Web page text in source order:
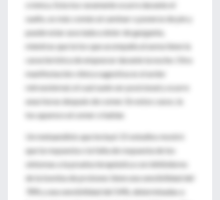
crónica. Esta tos raramente ocurre durante el
sueño, es más común al caminar o ponerse de pie y
puede estar asociada a dolor de garganta,
mientras que la tos que acompaña al asma tiene la
característica de empeorar durante la noche. Otra
manifestación clínica sugestiva es el ardor
retroesternal, el cual suele ser posicional y ocurre
unas horas después de comer. En estos casos, la
tos aparece al comer o hablar.
Un metaanálisis que incluyó 15 estudios mostró
que la respuesta o la falta de respuesta de los
síntomas a la prueba terapéutica con inhibidores
de la bomba de protones tiene una sensibilidad del
78% y una sensibilidad del 54%, determinadas a